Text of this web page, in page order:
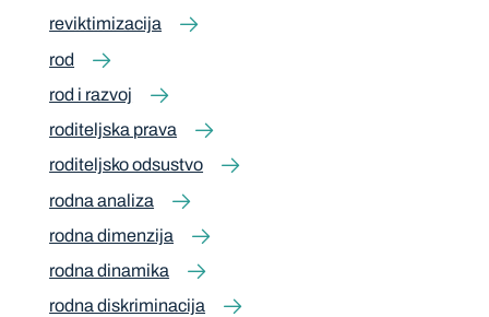
reviktimizacija
rod
rod i razvoj
roditeljska prava
roditeljsko odsustvo
rodna analiza
rodna dimenzija
rodna dinamika
rodna diskriminacija